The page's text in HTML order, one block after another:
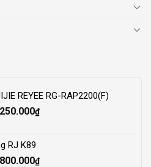
REYEE RG-RAP2200(F)
₫Current
RJ K89
₫Current